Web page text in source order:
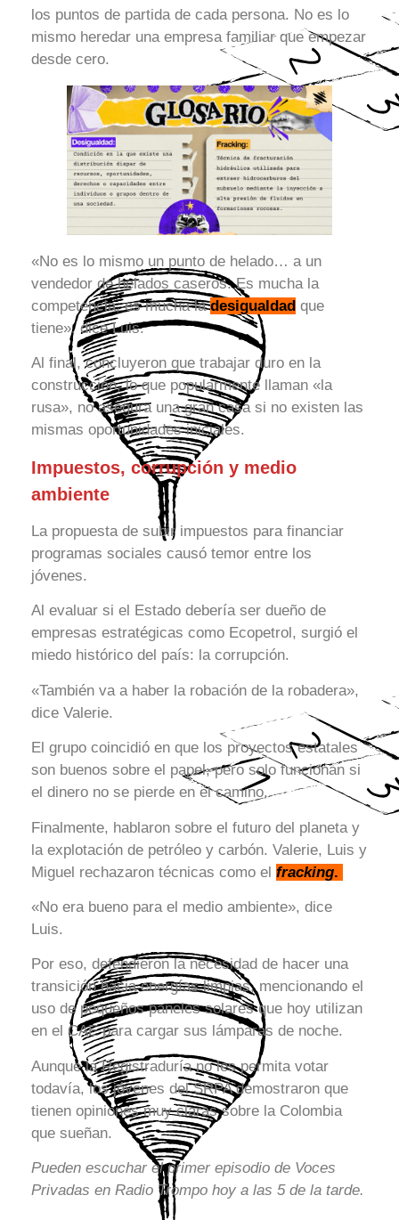
los puntos de partida de cada persona. No es lo
mismo heredar una empresa familiar que empezar
desde cero.
«No es lo mismo un punto de helado… a un
vendedor de helados caseros. Es mucha la
competencia, es mucha ladesigualdad que
tiene», dice Luis.
Al final, concluyeron que trabajar duro en la
construcción, lo que popularmente llaman «la
rusa», no asegura una gran casa si no existen las
mismas oportunidades iniciales.
Impuestos, corrupción y medio
ambiente
La propuesta de subir impuestos para financiar
programas sociales causó temor entre los
jóvenes.
Al evaluar si el Estado debería ser dueño de
empresas estratégicas como Ecopetrol, surgió el
miedo histórico del país: la corrupción.
«También va a haber la robación de la robadera»,
dice Valerie.
El grupo coincidió en que los proyectos estatales
son buenos sobre el papel, pero solo funcionan si
el dinero no se pierde en el camino.
Finalmente, hablaron sobre el futuro del planeta y
la explotación de petróleo y carbón. Valerie, Luis y
Miguel rechazaron técnicas como el fracking.
«No era bueno para el medio ambiente», dice
Luis.
Por eso, defendieron la necesidad de hacer una
transición hacia energías limpias, mencionando el
uso de pequeños paneles solares que hoy utilizan
en el CAE para cargar sus lámparas de noche.
Aunque la Registraduría no les permita votar
todavía, los jóvenes del SRPA demostraron que
tienen opiniones muy claras sobre la Colombia
que sueñan.
Pueden escuchar el primer episodio de Voces
Privadas en Radio Trompo hoy a las 5 de la tarde.